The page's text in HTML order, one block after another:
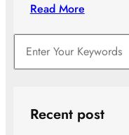
Read More
a
Recent post